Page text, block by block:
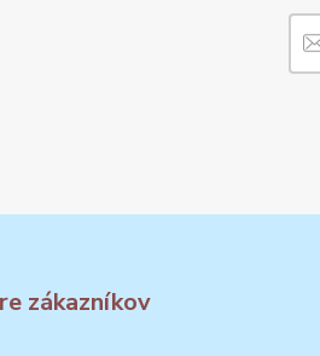
zákazníkov